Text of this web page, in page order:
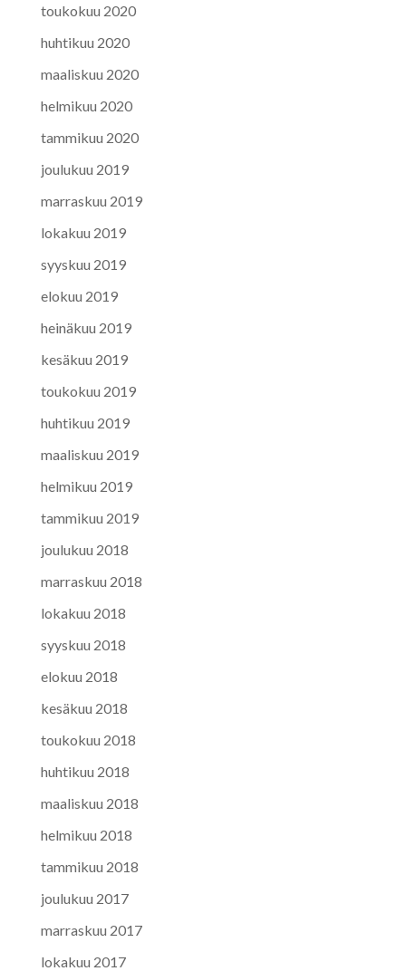
toukokuu 2020
huhtikuu 2020
maaliskuu 2020
helmikuu 2020
tammikuu 2020
joulukuu 2019
marraskuu 2019
lokakuu 2019
syyskuu 2019
elokuu 2019
heinäkuu 2019
kesäkuu 2019
toukokuu 2019
huhtikuu 2019
maaliskuu 2019
helmikuu 2019
tammikuu 2019
joulukuu 2018
marraskuu 2018
lokakuu 2018
syyskuu 2018
elokuu 2018
kesäkuu 2018
toukokuu 2018
huhtikuu 2018
maaliskuu 2018
helmikuu 2018
tammikuu 2018
joulukuu 2017
marraskuu 2017
lokakuu 2017